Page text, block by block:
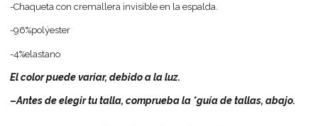
-Chaqueta con cremallera invisible en la espalda.
-96%polýester
-4%elastano
El color puede variar, debido a la luz.
–Antes de elegir tu talla, comprueba la *guía de tallas, abajo.